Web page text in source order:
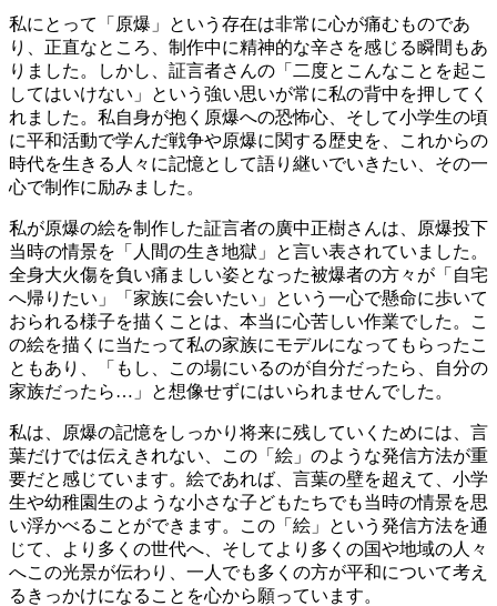
私にとって「原爆」という存在は非常に心が痛むものであ
り、正直なところ、制作中に精神的な辛さを感じる瞬間もあ
りました。しかし、証言者さんの「二度とこんなことを起こ
してはいけない」という強い思いが常に私の背中を押してく
れました。私自身が抱く原爆への恐怖心、そして小学生の頃
に平和活動で学んだ戦争や原爆に関する歴史を、これからの
時代を生きる人々に記憶として語り継いでいきたい、その一
心で制作に励みました。
私が原爆の絵を制作した証言者の廣中正樹さんは、原爆投下
当時の情景を「人間の生き地獄」と言い表されていました。
全身大火傷を負い痛ましい姿となった被爆者の方々が「自宅
へ帰りたい」「家族に会いたい」という一心で懸命に歩いて
おられる様子を描くことは、本当に心苦しい作業でした。こ
の絵を描くに当たって私の家族にモデルになってもらったこ
ともあり、「もし、この場にいるのが自分だったら、自分の
家族だったら…」と想像せずにはいられませんでした。
私は、原爆の記憶をしっかり将来に残していくためには、言
葉だけでは伝えきれない、この「絵」のような発信方法が重
要だと感じています。絵であれば、言葉の壁を超えて、小学
生や幼稚園生のような小さな子どもたちでも当時の情景を思
い浮かべることができます。この「絵」という発信方法を通
じて、より多くの世代へ、そしてより多くの国や地域の人々
へこの光景が伝わり、一人でも多くの方が平和について考え
るきっかけになることを心から願っています。